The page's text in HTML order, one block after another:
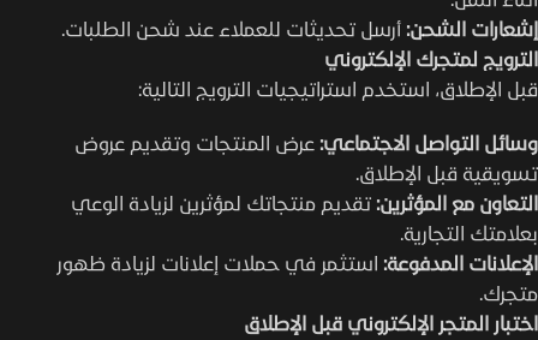
إشعارات الشحن: أرسل تحديثات للعملاء عند شحن الطلبات.
الترويج لمتجرك الإلكتروني
قبل الإطلاق، استخدم استراتيجيات الترويج التالية:
وسائل التواصل الاجتماعي: عرض المنتجات وتقديم عروض
تسويقية قبل الإطلاق.
التعاون مع المؤثرين: تقديم منتجاتك لمؤثرين لزيادة الوعي
بعلامتك التجارية.
الإعلانات المدفوعة: استثمر في حملات إعلانات لزيادة ظهور
متجرك.
اختبار المتجر الإلكتروني قبل الإطلاق